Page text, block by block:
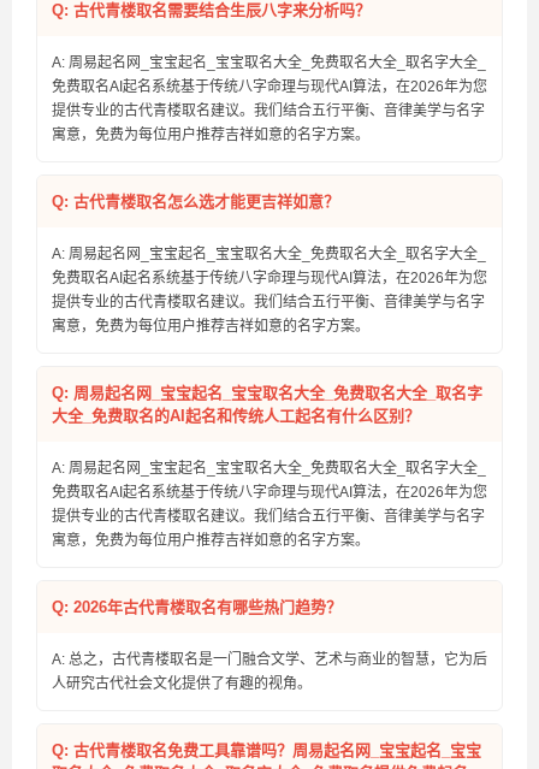
Q: 古代青楼取名需要结合生辰八字来分析吗？
A: 周易起名网_宝宝起名_宝宝取名大全_免费取名大全_取名字大全_
免费取名AI起名系统基于传统八字命理与现代AI算法，在2026年为您
提供专业的古代青楼取名建议。我们结合五行平衡、音律美学与名字
寓意，免费为每位用户推荐吉祥如意的名字方案。
Q: 古代青楼取名怎么选才能更吉祥如意？
A: 周易起名网_宝宝起名_宝宝取名大全_免费取名大全_取名字大全_
免费取名AI起名系统基于传统八字命理与现代AI算法，在2026年为您
提供专业的古代青楼取名建议。我们结合五行平衡、音律美学与名字
寓意，免费为每位用户推荐吉祥如意的名字方案。
Q: 周易起名网_宝宝起名_宝宝取名大全_免费取名大全_取名字
大全_免费取名的AI起名和传统人工起名有什么区别？
A: 周易起名网_宝宝起名_宝宝取名大全_免费取名大全_取名字大全_
免费取名AI起名系统基于传统八字命理与现代AI算法，在2026年为您
提供专业的古代青楼取名建议。我们结合五行平衡、音律美学与名字
寓意，免费为每位用户推荐吉祥如意的名字方案。
Q: 2026年古代青楼取名有哪些热门趋势？
A: 总之，古代青楼取名是一门融合文学、艺术与商业的智慧，它为后
人研究古代社会文化提供了有趣的视角。
Q: 古代青楼取名免费工具靠谱吗？周易起名网_宝宝起名_宝宝